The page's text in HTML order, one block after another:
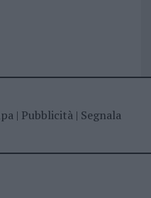
| Pubblicità| Segnala